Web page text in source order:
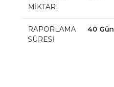
MİKTARI
RAPORLAMA
SÜRESİ
40 Gün